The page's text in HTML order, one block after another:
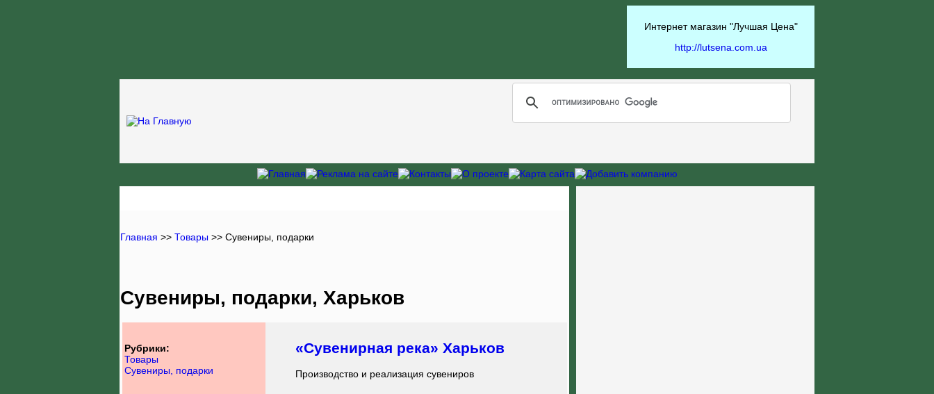
Интернет магазин "Лучшая Цена"
http://lutsena.com.ua
Главная >> Товары >> Сувениры, подарки
Сувениры, подарки, Харьков
Рубрики:
Товары
Сувениры, подарки
«Сувенирная река» Харьков
Производство и реализация сувениров